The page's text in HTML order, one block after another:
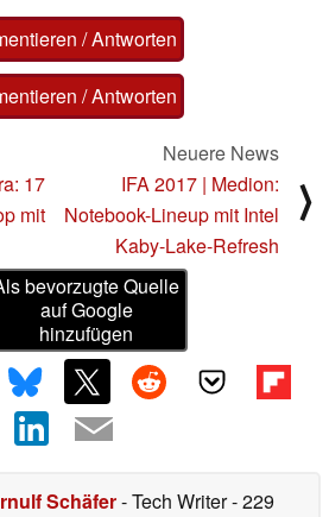
/ Antworten
/ Antworten
17
mit
Neuere News
IFA 2017 | Medion:
Notebook-Lineup mit Intel
Kaby-Lake-Refresh
⟩
bevorzugte Quelle
auf Google
hinzufügen
Schäfer- Tech Writer- 229